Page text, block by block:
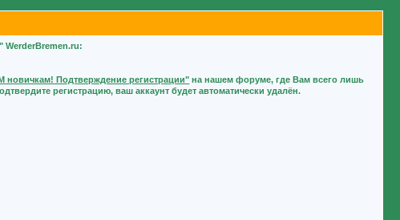
WerderBremen.ru:
новичкам! Подтверждение регистрации" на нашем форуме, где Вам всего лишь
регистрацию, ваш аккаунт будет автоматически удалён.